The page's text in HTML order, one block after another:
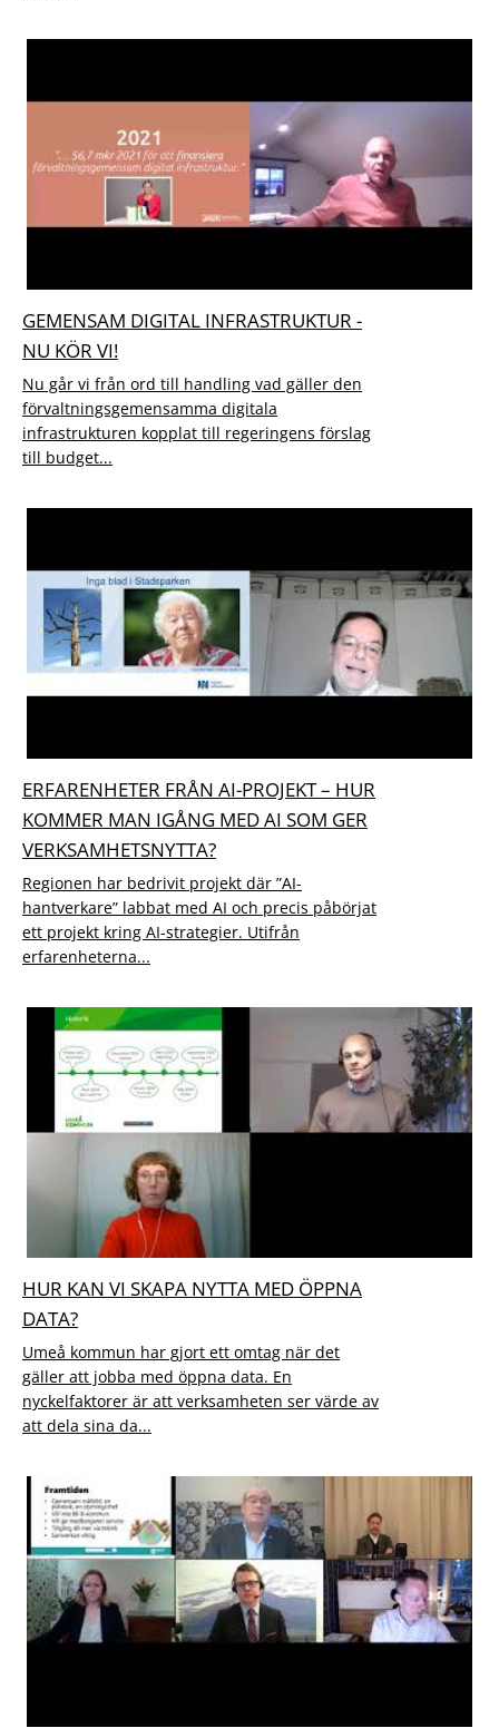
GEMENSAM DIGITAL INFRASTRUKTUR -
NU KÖR VI!
Nu går vi från ord till handling vad gäller den
förvaltningsgemensamma digitala
infrastrukturen kopplat till regeringens förslag
till budget...
ERFARENHETER FRÅN AI-PROJEKT – HUR
KOMMER MAN IGÅNG MED AI SOM GER
VERKSAMHETSNYTTA?
Regionen har bedrivit projekt där ”AI-
hantverkare” labbat med AI och precis påbörjat
ett projekt kring AI-strategier. Utifrån
erfarenheterna...
HUR KAN VI SKAPA NYTTA MED ÖPPNA
DATA?
Umeå kommun har gjort ett omtag när det
gäller att jobba med öppna data. En
nyckelfaktorer är att verksamheten ser värde av
att dela sina da...